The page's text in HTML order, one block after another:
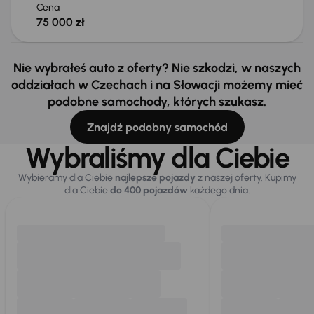
Cena
75 000 zł
Nie wybrałeś auto z oferty? Nie szkodzi, w naszych
oddziałach w Czechach i na Słowacji możemy mieć
podobne samochody, których szukasz.
Znajdź podobny samochód
Wybraliśmy dla Ciebie
Wybieramy dla Ciebie najlepsze pojazdy z naszej oferty. Kupimy
dla Ciebiedo 400 pojazdówkażdego dnia.